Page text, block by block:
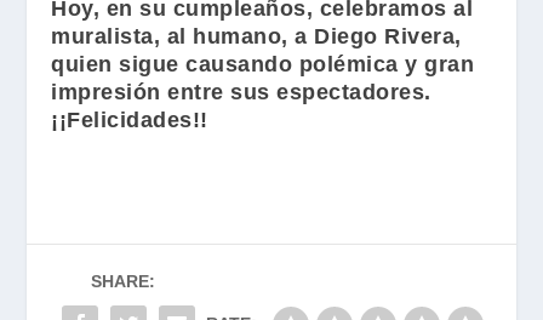
Hoy, en su cumpleaños, celebramos al
muralista, al humano, a Diego Rivera,
quien sigue causando polémica y gran
impresión entre sus espectadores.
¡¡Felicidades!!
SHARE: